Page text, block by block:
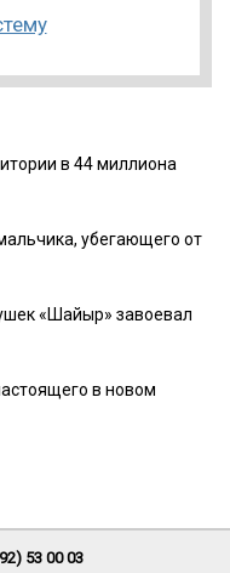
в 44 миллиона
убегающего от
«Шайыр» завоевал
в новом
53 00 03